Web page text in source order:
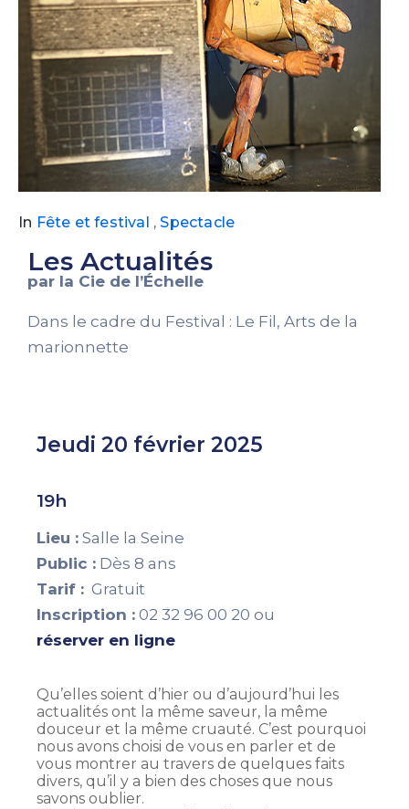
In Fête et festival ,Spectacle
Les Actualités
par la Cie de l’Échelle
Dans le cadre du Festival : Le Fil, Arts de la
marionnette
Jeudi 20 février 2025
19h
Lieu : Salle la Seine
Public : Dès 8 ans
Tarif : Gratuit
Inscription : 02 32 96 00 20 ou
réserver en ligne
Qu’elles soient d’hier ou d’aujourd’hui les
actualités ont la même saveur, la même
douceur et la même cruauté. C’est pourquoi
nous avons choisi de vous en parler et de
vous montrer au travers de quelques faits
divers, qu’il y a bien des choses que nous
savons oublier.